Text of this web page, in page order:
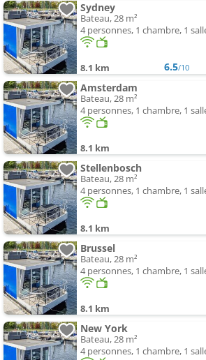
Sydney
Bateau, 28 m²
4 personnes, 1 chambre, 1
8.1 km 6.5/10
Amsterdam
Bateau, 28 m²
4 personnes, 1 chambre, 1
8.1 km
Stellenbosch
Bateau, 28 m²
4 personnes, 1 chambre, 1
8.1 km
Brussel
Bateau, 28 m²
4 personnes, 1 chambre, 1
8.1 km
New York
Bateau, 28 m²
4 personnes, 1 chambre, 1